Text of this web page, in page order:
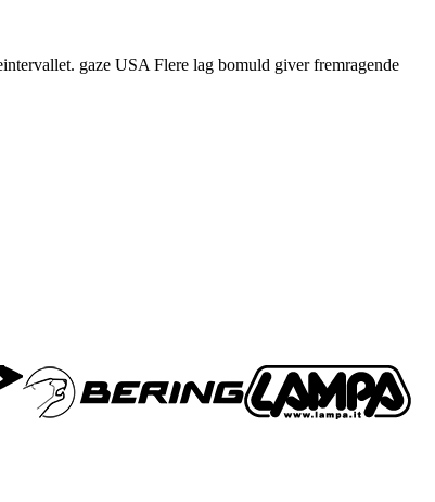
gaze USA Flere lag bomuld giver fremragende